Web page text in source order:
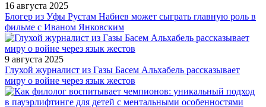
16 августа 2025
Блогер из Уфы Рустам Набиев может сыграть главную роль в
фильме с Иваном Янковским
9 августа 2025
Глухой журналист из Газы Басем Альхабель рассказывает
миру о войне через язык жестов